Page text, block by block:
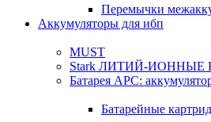
Перемычки
Аккумуляторы для ибп
MUST
Stark ЛИТИЙ-ИОННЫЕ
Батарея APC:
Батарейные